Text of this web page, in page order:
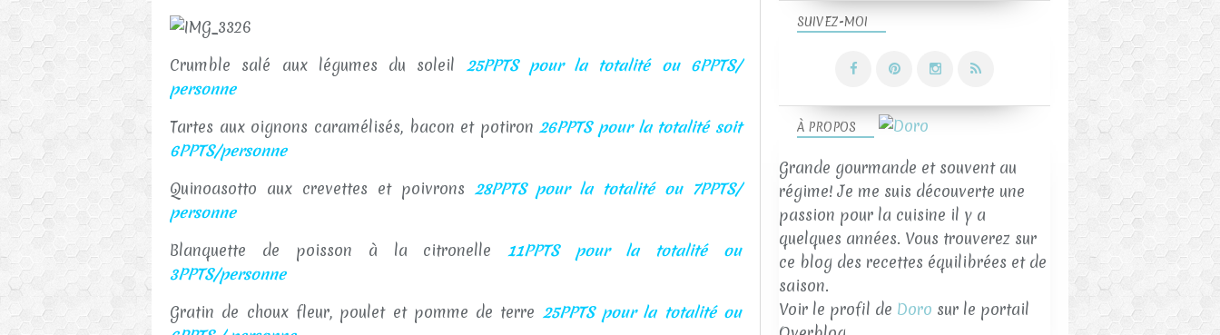
Crumble salé aux légumes du soleil 25PPTS pour la totalité ou 6PPTS/
personne
Tartes aux oignons caramélisés, bacon et potiron26PPTS pour la totalité soit
6PPTS/personne
Quinoasotto aux crevettes et poivrons 28PPTS pour la totalité ou 7PPTS/
personne
Blanquette de poisson à la citronelle11PPTS pour la totalité ou
3PPTS/personne
Gratin de choux fleur, poulet et pomme de terre 25PPTS pour la totalité ou
SUIVEZ-MOI
À PROPOS
Grande gourmande et souvent au
régime! Je me suis découverte une
passion pour la cuisine il y a
quelques années. Vous trouverez sur
ce blog des recettes équilibrées et de
saison.
Voir le profil de Doro sur le portail